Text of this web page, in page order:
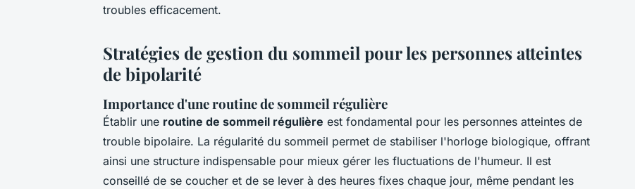
troubles efficacement.
Stratégies de gestion du sommeil pour les personnes atteintes
de bipolarité
Importance d'une routine de sommeil régulière
Établir une routine de sommeil régulière est fondamental pour les personnes atteintes de
trouble bipolaire. La régularité du sommeil permet de stabiliser l'horloge biologique, offrant
ainsi une structure indispensable pour mieux gérer les fluctuations de l'humeur. Il est
conseillé de se coucher et de se lever à des heures fixes chaque jour, même pendant les